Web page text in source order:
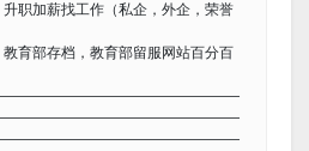
职加薪找工作（私企，外企，荣誉
育部存档，教育部留服网站百分百